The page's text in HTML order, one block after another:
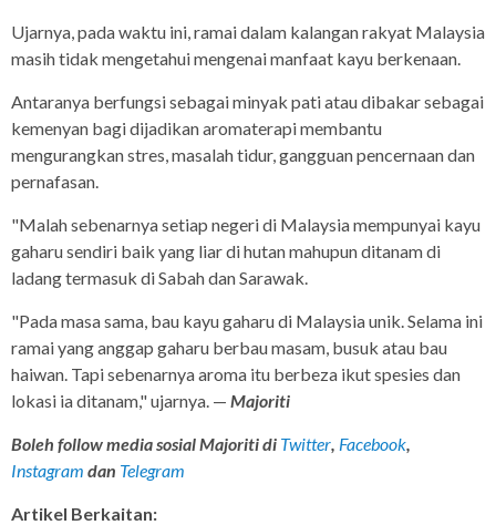
Ujarnya, pada waktu ini, ramai dalam kalangan rakyat Malaysia
masih tidak mengetahui mengenai manfaat kayu berkenaan.
Antaranya berfungsi sebagai minyak pati atau dibakar sebagai
kemenyan bagi dijadikan aromaterapi membantu
mengurangkan stres, masalah tidur, gangguan pencernaan dan
pernafasan.
"Malah sebenarnya setiap negeri di Malaysia mempunyai kayu
gaharu sendiri baik yang liar di hutan mahupun ditanam di
ladang termasuk di Sabah dan Sarawak.
"Pada masa sama, bau kayu gaharu di Malaysia unik. Selama ini
ramai yang anggap gaharu berbau masam, busuk atau bau
haiwan. Tapi sebenarnya aroma itu berbeza ikut spesies dan
lokasi ia ditanam," ujarnya. — Majoriti
Boleh follow media sosial Majoriti di Twitter, Facebook,
Instagram dan Telegram
Artikel Berkaitan: